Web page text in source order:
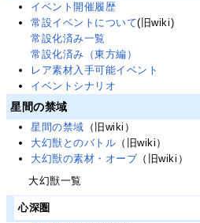
イベント開催履歴
常設イベントについて(旧wiki)
常設化済み一覧
常設化済み（東方編）
レア素材入手可能イベント
イベントシナリオ
星間の禁域
星間の禁域 （旧wiki）
大幻獣とのバトル （旧wiki）
大幻獣の素材・オーブ （旧wiki）
大幻獣一覧
心深圏